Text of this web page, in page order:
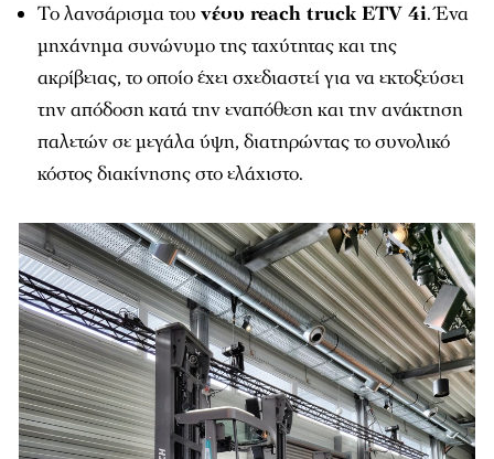
Το λανσάρισμα του νέου reach truck ETV 4i. Ένα
μηχάνημα συνώνυμο της ταχύτητας και της
ακρίβειας, το οποίο έχει σχεδιαστεί για να εκτοξεύσει
την απόδοση κατά την εναπόθεση και την ανάκτηση
παλετών σε μεγάλα ύψη, διατηρώντας το συνολικό
κόστος διακίνησης στο ελάχιστο.